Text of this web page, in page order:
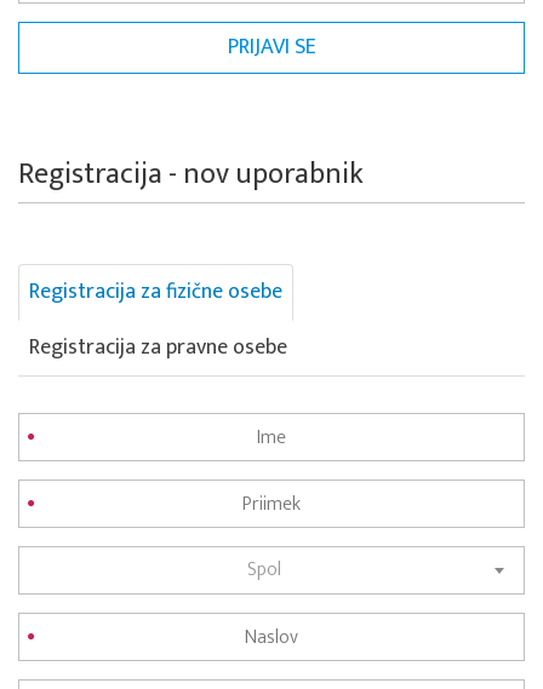
Registracija - nov uporabnik
Registracija za fizične osebe
Registracija za pravne osebe
Spol